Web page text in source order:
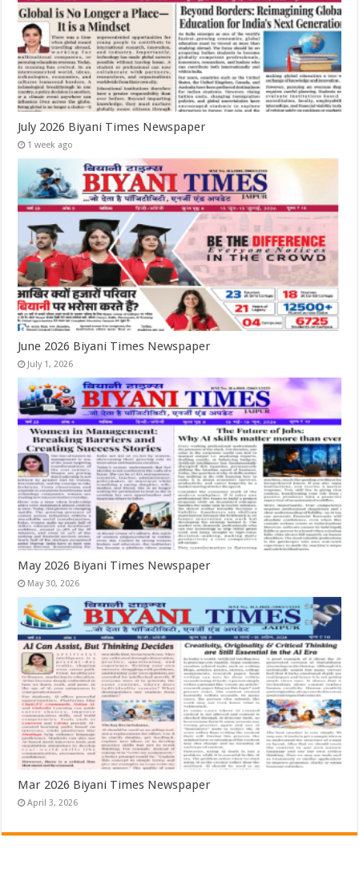
July 2026 Biyani Times Newspaper
1 week ago
June 2026 Biyani Times Newspaper
July 1, 2026
May 2026 Biyani Times Newspaper
May 30, 2026
Mar 2026 Biyani Times Newspaper
April 3, 2026